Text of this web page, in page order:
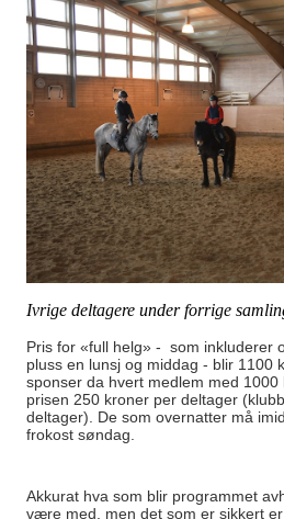
Ivrige deltagere under forrige
Pris for «full helg» - som inkluderer
pluss en lunsj og middag - blir 1100
sponser da hvert medlem med
prisen 250 kroner per deltager
deltager). De som overnatter må
frokost søndag.
Akkurat hva som blir programmet
være med, men det som er sikkert